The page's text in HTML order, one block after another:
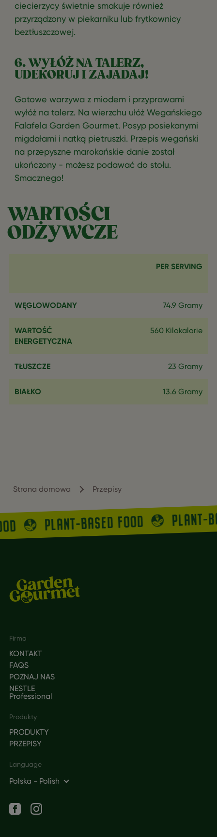
ciecierzycy świetnie smakuje również
przyrządzony w piekarniku lub frytkownicy
beztłuszczowej.
6. WYŁÓŻ NA TALERZ,
UDEKORUJ I ZAJADAJ!
Gotowe warzywa z miodem i przyprawami
wyłóż na talerz. Na wierzchu ułóż Wegańskiego
Falafela Garden Gourmet. Posyp posiekanymi
migdałami i natką pietruszki. Przepis wegański
na przepyszne marokańskie danie został
ukończony - możesz podawać do stołu.
Smacznego!
WARTOŚCI
ODŻYWCZE
PER SERVING
WĘGLOWODANY 74.9 Gramy
WARTOŚĆ
ENERGETYCZNA
560 Kilokalorie
TŁUSZCZE 23 Gramy
BIAŁKO 13.6 Gramy
Strona domowa Przepisy
PLANT-BASED FOOD PLANT-
Footer
Firma
KONTAKT
FAQS
POZNAJ NAS
NESTLE
Professional
Produkty
PRODUKTY
PRZEPISY
Language
Polska - Polish